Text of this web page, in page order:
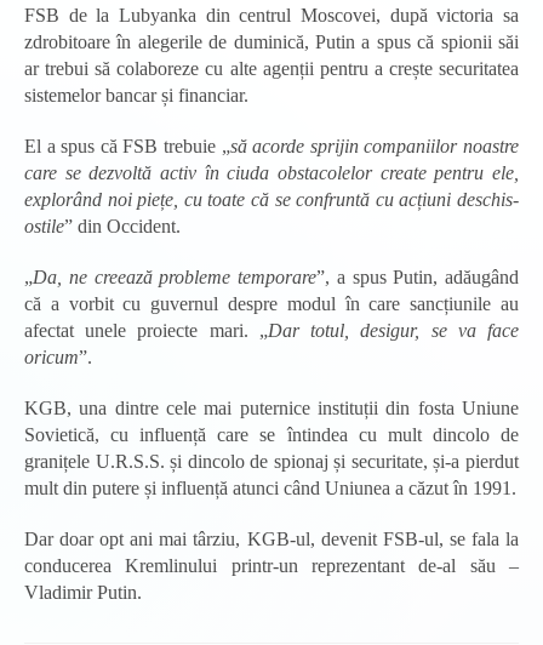
FSB de la Lubyanka din centrul Moscovei, după victoria sa
zdrobitoare în alegerile de duminică, Putin a spus că spionii săi
ar trebui să colaboreze cu alte agenții pentru a crește securitatea
sistemelor bancar și financiar.
El a spus că FSB trebuie „să acorde sprijin companiilor noastre
care se dezvoltă activ în ciuda obstacolelor create pentru ele,
explorând noi piețe, cu toate că se confruntă cu acțiuni deschis-
ostile” din Occident.
„Da, ne creează probleme temporare”, a spus Putin, adăugând
că a vorbit cu guvernul despre modul în care sancțiunile au
afectat unele proiecte mari. „Dar totul, desigur, se va face
oricum”.
KGB, una dintre cele mai puternice instituții din fosta Uniune
Sovietică, cu influență care se întindea cu mult dincolo de
granițele U.R.S.S. și dincolo de spionaj și securitate, și-a pierdut
mult din putere și influență atunci când Uniunea a căzut în 1991.
Dar doar opt ani mai târziu, KGB-ul, devenit FSB-ul, se fala la
conducerea Kremlinului printr-un reprezentant de-al său –
Vladimir Putin.